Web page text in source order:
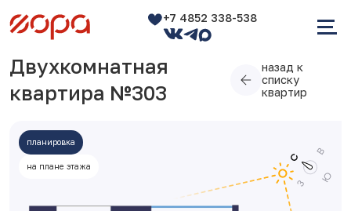
+7 4852 338-538
Двухкомнатная
квартира №303
назад к
списку
квартир
планировка
на плане этажа